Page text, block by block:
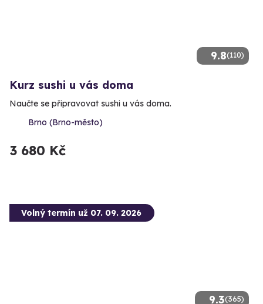
9.8(110)
Kurz sushi u vás doma
Naučte se připravovat sushi u vás doma.
Brno (Brno-město)
3 680 Kč
9.3(365)
Volný termín už 07. 09. 2026